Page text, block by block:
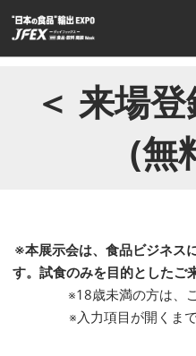
キ
ッ
＜ 来場
(無
※本展示会は、食品ビジネス
す。試食のみを目的としたご
※18歳未満の方は、
※入力項目が開くま